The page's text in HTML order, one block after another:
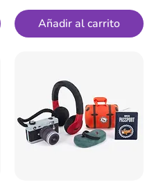
Añadir al carrito